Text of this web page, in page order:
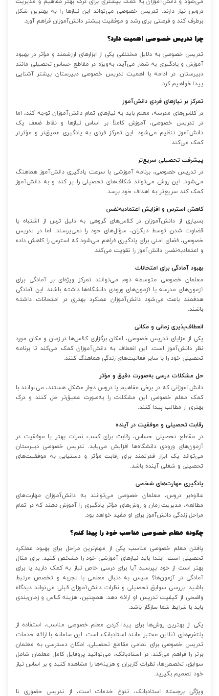
دروس نیاز دارند. تدریس خصوصی می‌تواند این نیازها را به بهترین شکل
برطرف کند و فرصتی برای رشد و موفقیت بیشتر دانش‌آموزان فراهم آورد.
چرا تدریس خصوصی اهمیت دارد؟
تدریس خصوصی به دلایل مختلفی یکی از ابزارهای ارزشمند و مؤثر در بهبود
آموزش و یادگیری به شمار می‌آید، به‌ویژه در مقاطع حساس تحصیلی مانند
دبیرستان. در ادامه با اهمیت تدریس خصوصی دبیرستان بیشتر آشنایی
پیدا خواهیم کرد.
تمرکز بر نیازهای فردی دانش‌آموز
در کلاس‌های مدرسه، معلم باید به نیازهای تمام دانش‌آموزان توجه کند، اما
در تدریس خصوصی، آموزش کاملاً بر اساس نیازها و نقاط ضعف یک
دانش‌آموز تنظیم می‌شود. این تمرکز فردی به یادگیری عمیق‌تر و مؤثرتر
کمک می‌کند.
پیشرفت تحصیلی سریع‌تر
در تدریس خصوصی، برنامه آموزشی با سرعت یادگیری دانش‌آموز هماهنگ
می‌شود. این روش می‌تواند شکاف‌های تحصیلی را پر کند و به دانش‌آموز
کمک کند سریع‌تر به اهداف خود برسد.
کاهش استرس و افزایش اعتمادبه‌نفس
بسیاری از دانش‌آموزان در کلاس‌های گروهی به دلیل ترس از اشتباه یا
قضاوت شدن توسط دیگران، سؤال‌های خود را نمی‌پرسند. اما در تدریس
خصوصی، فضای امنی برای یادگیری فراهم می‌شود که استرس را کاهش داده
و اعتمادبه‌نفس دانش‌آموز را تقویت می‌کند.
بهبود آمادگی برای امتحانات
معلمان خصوصی متوسطه دوم می‌توانند تمرکز ویژه‌ای بر آمادگی برای
آزمون‌های مدرسه یا آزمون‌های ورودی دانشگاه‌ها داشته باشند. این آمادگی
هدفمند باعث می‌شود دانش‌آموزان عملکرد بهتری در امتحانات داشته
باشند.
انعطاف‌پذیری زمانی و مکانی
یکی از مزایای تدریس خصوصی، امکان برگزاری کلاس‌ها در زمان و مکان مورد
نظر دانش‌آموز است. این انعطاف به دانش‌آموزان کمک می‌کند تا برنامه
تحصیلی خود را با سایر فعالیت‌های زندگی هماهنگ کنند.
حل مشکلات درسی به‌صورت دقیق و مؤثر
دانش‌آموزانی که در برخی مفاهیم یا دروس دچار مشکل هستند، می‌توانند با
کمک معلم خصوصی این مشکلات را به‌صورت عمیق‌تر حل کنند و درک
بهتری از مطالب پیدا کنند.
رقابت تحصیلی و موفقیت در آینده
در مقاطع تحصیلی حساس، رقابت برای کسب نمرات بهتر یا موفقیت در
آزمون‌های ورودی دانشگاه‌ها افزایش می‌یابد. تدریس خصوصی دبیرستان
می‌تواند یک ابزار قدرتمند برای رقابت مؤثر و دستیابی به موفقیت‌های
تحصیلی و شغلی آینده باشد.
یادگیری مهارت‌های شخصی
علاوه‌بر دروس، معلمان خصوصی می‌توانند به دانش‌آموزان مهارت‌های
مطالعه، مدیریت زمان و روش‌های مؤثر یادگیری را آموزش دهند که در تمام
مراحل زندگی دانش‌آموز برای او مفید خواهد بود.
چگونه معلم خصوصی مناسب خود را پیدا کنم؟
یافتن معلم خصوصی مناسب یکی از مهم‌ترین مراحل برای بهبود عملکرد
تحصیلی است. ابتدا باید نیازهای آموزشی خود را مشخص کنید. برای مثال
بهتر است از خود بپرسید آیا برای درسی خاص نیاز به کمک دارید یا برای
آمادگی در آزمون‌ها؟ سپس به دنبال معلمی با تجربه و تخصص مرتبط
باشید. بررسی سوابق تحصیلی و نظرات دانش‌آموزان قبلی می‌تواند دیدگاه
واضحی از کیفیت تدریس او ارائه دهد. همچنین، هزینه کلاس و زمان‌بندی
باید با شرایط شما سازگار باشد.
یکی از بهترین روش‌ها برای پیدا کردن معلم خصوصی مناسب، استفاده از
پلتفرم‌های آنلاین معتبر مانند استادبانک است. این سامانه با ارائه خدمات
تدریس خصوصی برای تمامی مقاطع تحصیلی، امکان دسترسی به معلمان
برتر را فراهم می‌کند. در استادبانک، می‌توانید پروفایل کامل معلمان شامل
سوابق، تخصص‌ها، نظرات کاربران و هزینه‌ها را مشاهده کنید و بر اساس نیاز
خود تصمیم بگیرید.
ویژگی برجسته استادبانک، تنوع خدمات است، از تدریس حضوری تا